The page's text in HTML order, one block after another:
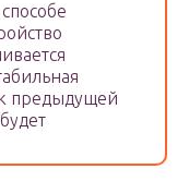
предыдущей